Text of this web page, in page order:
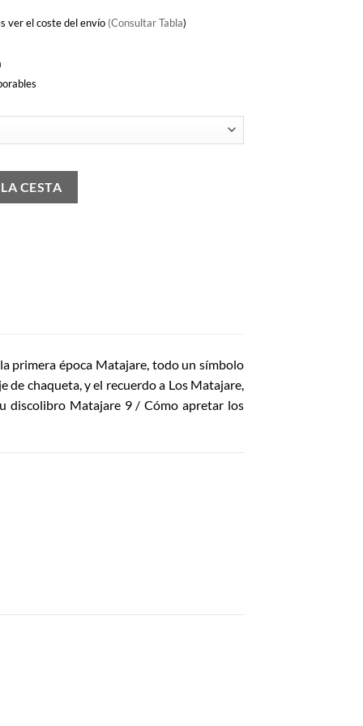
ver el coste del envío (Consultar Tabla)
CESTA
primera época Matajare, todo un símbolo
de chaqueta, y el recuerdo a Los Matajare,
discolibro Matajare 9 / Cómo apretar los